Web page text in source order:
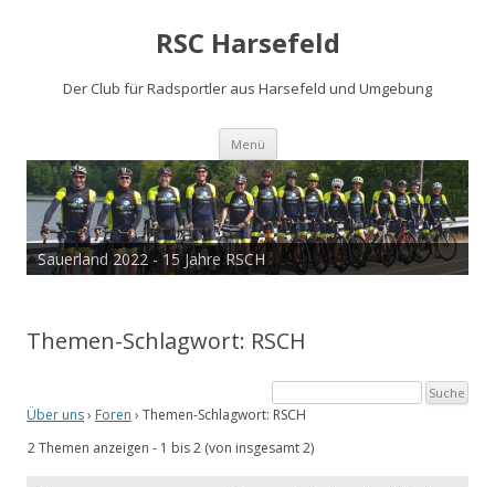
RSC Harsefeld
Der Club für Radsportler aus Harsefeld und Umgebung
Menü Zum
springen
Sauerland 2022 - 15 Jahre RSCH
Themen-Schlagwort: RSCH
Über uns› Foren › Themen-Schlagwort: RSCH
2 Themen anzeigen - 1 bis 2 (von insgesamt 2)